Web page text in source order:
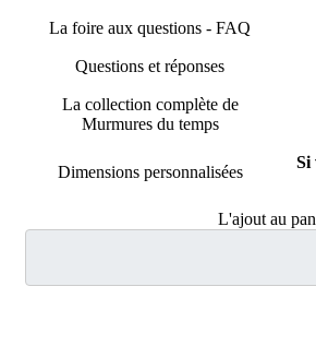
La foire aux questions - FAQ
Questions et réponses
La collection complète de
Murmures du temps
Dimensions personnalisées
Si
L'ajout au